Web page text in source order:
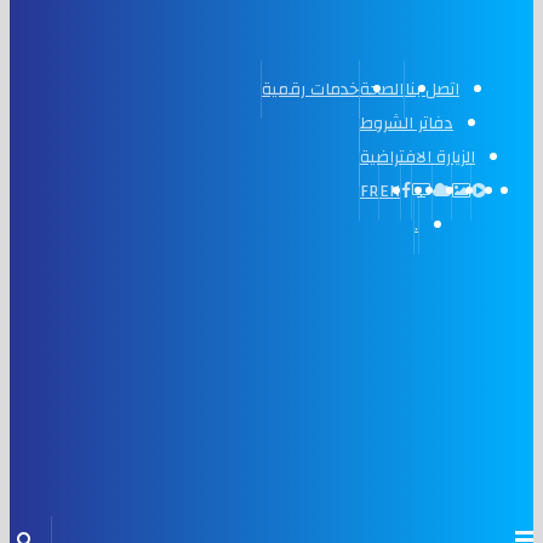
خدمات رقميةالصحةاتصل بنا
دفاتر الشروط
الزيارة الافتراضية
FREN
.